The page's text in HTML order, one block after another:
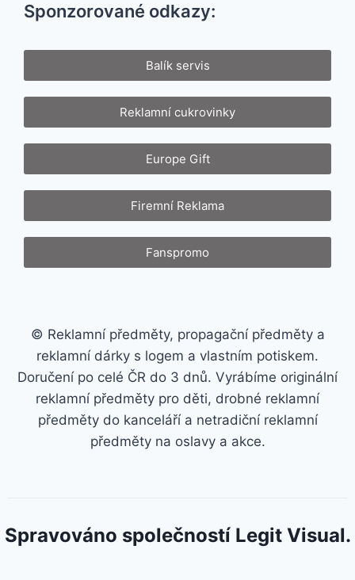
Sponzorované odkazy:
Balík servis
Reklamní cukrovinky
Europe Gift
Firemní Reklama
Fanspromo
© Reklamní předměty, propagační předměty a
reklamní dárky s logem a vlastním potiskem.
Doručení po celé ČR do 3 dnů. Vyrábíme originální
reklamní předměty pro děti, drobné reklamní
předměty do kanceláří a netradiční reklamní
předměty na oslavy a akce.
Spravováno společností Legit Visual.